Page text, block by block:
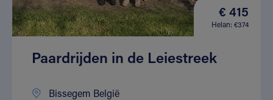
€ 415
Helan: €374
Paardrijden in de Leiestreek
Bissegem België